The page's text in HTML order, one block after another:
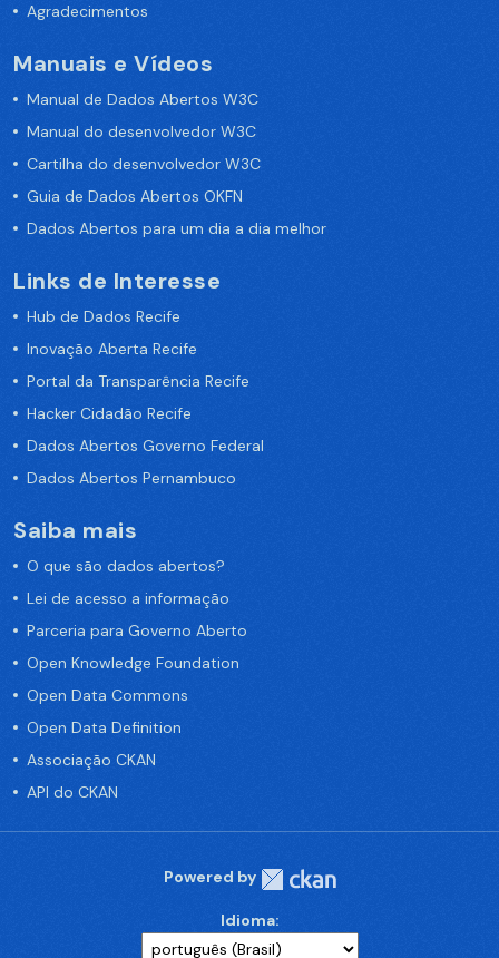
Agradecimentos
Manuais e Vídeos
Manual de Dados Abertos W3C
Manual do desenvolvedor W3C
Cartilha do desenvolvedor W3C
Guia de Dados Abertos OKFN
Dados Abertos para um dia a dia melhor
Links de Interesse
Hub de Dados Recife
Inovação Aberta Recife
Portal da Transparência Recife
Hacker Cidadão Recife
Dados Abertos Governo Federal
Dados Abertos Pernambuco
Saiba mais
O que são dados abertos?
Lei de acesso a informação
Parceria para Governo Aberto
Open Knowledge Foundation
Open Data Commons
Open Data Definition
Associação CKAN
API do CKAN
Powered by
Idioma